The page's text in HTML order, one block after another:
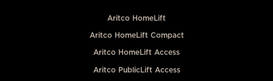
Aritco HomeLift
Aritco HomeLift Compact
Aritco HomeLift Access
Aritco PublicLift Access